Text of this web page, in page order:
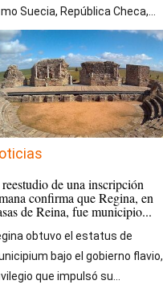
Suecia, República Checa,...
de una inscripción
confirma que Regina, en
de Reina, fue municipio...
obtuvo el estatus de
bajo el gobierno flavio,
que impulsó su...